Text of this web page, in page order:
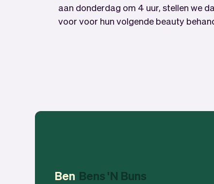
aan donderdag om 4 uur, stellen we
voor voor hun volgende beauty
Ben Bens 'N Buns